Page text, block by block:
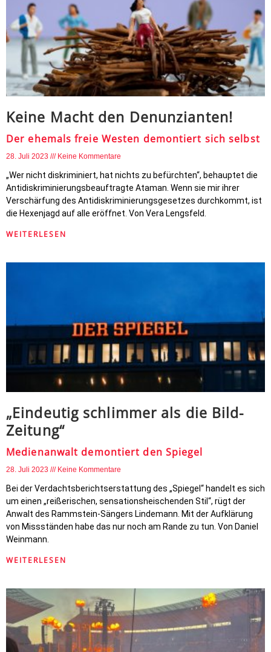
Keine Macht den Denunzianten!
Der ehemals freie Westen demontiert sich selbst
28. Juli 2023 Keine Kommentare
„Wer nicht diskriminiert, hat nichts zu befürchten“, behauptet die
Antidiskriminierungsbeauftragte Ataman. Wenn sie mir ihrer
Verschärfung des Antidiskriminierungsgesetzes durchkommt, ist
die Hexenjagd auf alle eröffnet. Von Vera Lengsfeld.
WEITERLESEN
„Eindeutig schlimmer als die Bild-
Zeitung“
Medienanwalt demontiert den Spiegel
28. Juli 2023 Keine Kommentare
Bei der Verdachtsberichtserstattung des „Spiegel“ handelt es sich
um einen „reißerischen, sensationsheischenden Stil“, rügt der
Anwalt des Rammstein-Sängers Lindemann. Mit der Aufklärung
von Missständen habe das nur noch am Rande zu tun. Von Daniel
Weinmann.
WEITERLESEN